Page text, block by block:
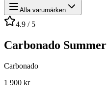
Alla varumärken
4.9 / 5
Carbonado Summer
Carbonado
1 900 kr